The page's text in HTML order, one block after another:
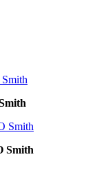
Smith